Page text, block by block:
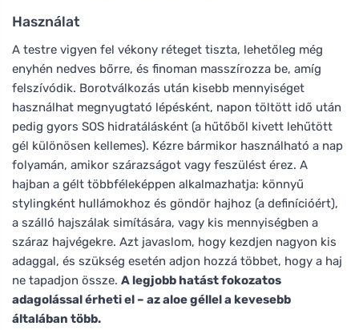
Használat
A testre vigyen fel vékony réteget tiszta, lehetőleg még
enyhén nedves bőrre, és finoman masszírozza be, amíg
felszívódik. Borotválkozás után kisebb mennyiséget
használhat megnyugtató lépésként, napon töltött idő után
pedig gyors SOS hidratálásként (a hűtőből kivett lehűtött
gél különösen kellemes). Kézre bármikor használható a nap
folyamán, amikor szárazságot vagy feszülést érez. A
hajban a gélt többféleképpen alkalmazhatja: könnyű
stylingként hullámokhoz és göndör hajhoz (a definícióért),
a szálló hajszálak simítására, vagy kis mennyiségben a
száraz hajvégekre. Azt javaslom, hogy kezdjen nagyon kis
adaggal, és szükség esetén adjon hozzá többet, hogy a haj
ne tapadjon össze. A legjobb hatást fokozatos
adagolással érheti el – az aloe géllel a kevesebb
általában több.